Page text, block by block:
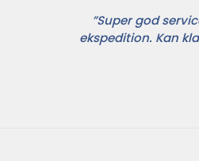
”Super god
ekspedition. Kan